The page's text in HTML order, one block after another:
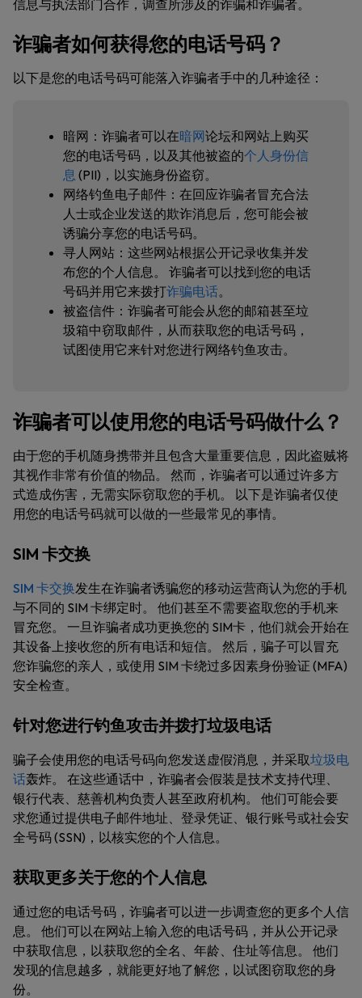
信息与执法部门合作，调查所涉及的诈骗和诈骗者。
诈骗者如何获得您的电话号码？
以下是您的电话号码可能落入诈骗者手中的几种途径：
暗网 ：诈骗者可以在暗网论坛和网站上购买
您的电话号码，以及其他被盗的个人身份信
息 (PII)，以实施身份盗窃。
网络钓鱼电子邮件 ：在回应诈骗者冒充合法
人士或企业发送的欺诈消息后，您可能会被
诱骗分享您的电话号码。
寻人网站 ：这些网站根据公开记录收集并发
布您的个人信息。 诈骗者可以找到您的电话
号码并用它来拨打诈骗电话。
被盗信件 ：诈骗者可能会从您的邮箱甚至垃
圾箱中窃取邮件，从而获取您的电话号码，
试图使用它来针对您进行网络钓鱼攻击。
诈骗者可以使用您的电话号码做什么？
由于您的手机随身携带并且包含大量重要信息，因此盗贼将
其视作非常有价值的物品。 然而，诈骗者可以通过许多方
式造成伤害，无需实际窃取您的手机。 以下是诈骗者仅使
用您的电话号码就可以做的一些最常见的事情。
SIM 卡交换
SIM 卡交换发生在诈骗者诱骗您的移动运营商认为您的手机
与不同的 SIM 卡绑定时。 他们甚至不需要盗取您的手机来
冒充您。 一旦诈骗者成功更换您的 SIM卡，他们就会开始在
其设备上接收您的所有电话和短信。 然后，骗子可以冒充
您诈骗您的亲人，或使用 SIM 卡绕过多因素身份验证 (MFA)
安全检查。
针对您进行钓鱼攻击并拨打垃圾电话
骗子会使用您的电话号码向您发送虚假消息，并采取垃圾电
话轰炸。 在这些通话中，诈骗者会假装是技术支持代理、
银行代表、慈善机构负责人甚至政府机构。 他们可能会要
求您通过提供电子邮件地址、登录凭证、银行账号或社会安
全号码 (SSN)，以核实您的个人信息。
获取更多关于您的个人信息
通过您的电话号码，诈骗者可以进一步调查您的更多个人信
息。 他们可以在网站上输入您的电话号码，并从公开记录
中获取信息，以获取您的全名、年龄、住址等信息。 他们
发现的信息越多，就能更好地了解您，以试图窃取您的身
份。